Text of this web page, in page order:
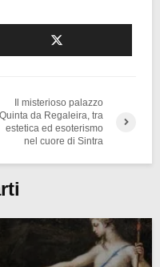
Il misterioso palazzo
Quinta da Regaleira, tra
estetica ed esoterismo
nel cuore di Sintra